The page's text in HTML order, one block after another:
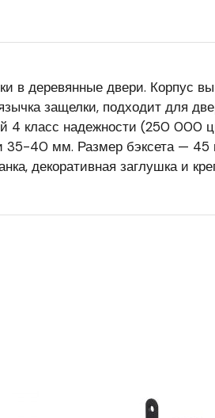
в деревянные двери. Корпус
защелки, подходит для
класс надежности (250 000
35-40 мм. Размер бэксета —
декоративная заглушка и